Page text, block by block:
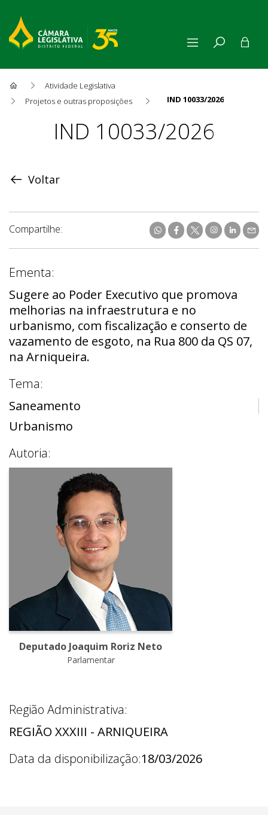
Atividade Legislativa
Projetos e outras proposições
IND 10033/2026
ProposiçãoIND 10033/2026
Voltar
Compartilhe:
Ementa:
Sugere ao Poder Executivo que promova
melhorias na infraestrutura e no
urbanismo, com fiscalização e conserto de
vazamento de esgoto, na Rua 800 da QS 07,
na Arniqueira.
Tema:
Saneamento
Urbanismo
Autoria:
Deputado Joaquim Roriz Neto
Parlamentar
Região Administrativa:
REGIÃO XXXIII - ARNIQUEIRA
Data da disponibilização:18/03/2026